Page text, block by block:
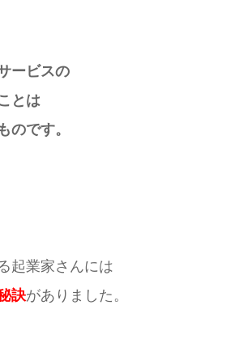
ービスの
とは
のです。
起業家さんには
訣がありました。